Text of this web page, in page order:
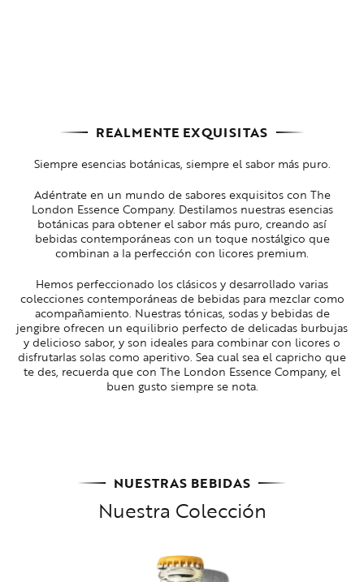
REALMENTE EXQUISITAS
Siempre esencias botánicas, siempre el sabor más puro.
Adéntrate en un mundo de sabores exquisitos con The
London Essence Company. Destilamos nuestras esencias
botánicas para obtener el sabor más puro, creando así
bebidas contemporáneas con un toque nostálgico que
combinan a la perfección con licores premium.
Hemos perfeccionado los clásicos y desarrollado varias
colecciones contemporáneas de bebidas para mezclar como
acompañamiento. Nuestras tónicas, sodas y bebidas de
jengibre ofrecen un equilibrio perfecto de delicadas burbujas
y delicioso sabor, y son ideales para combinar con licores o
disfrutarlas solas como aperitivo. Sea cual sea el capricho que
te des, recuerda que con The London Essence Company, el
buen gusto siempre se nota.
NUESTRAS BEBIDAS
Nuestra Colección